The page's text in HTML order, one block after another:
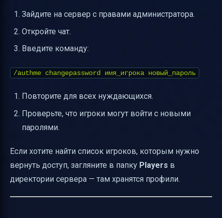
Зайдите на сервер с правами администратора.
Откройте чат.
Введите команду:
/authme changepassword имя_игрока новый_пароль
Повторите для всех нуждающихся.
Проверьте, что игроки могут войти с новыми
паролями.
Если хотите найти список игроков, которым нужно
вернуть доступ, загляните в папку Players в
директории сервера — там хранятся профили.